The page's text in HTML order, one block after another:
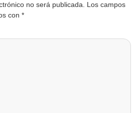
no será publicada.
Los campos
con *